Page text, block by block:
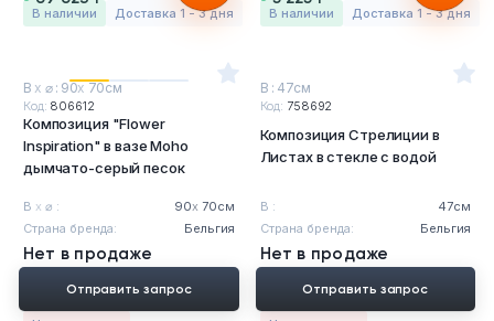
в наличии Доставка 1 - 3 дня в наличии Доставка 1 - 3 дня
В х ⌀ : 90х 70см
Код: 806612
Композиция "Flower
Inspiration" в вазе Moho
дымчато-серый песок
В х ⌀ : 90х70см
Страна бренда:
Бельгия
Нет в продаже
Отправить запрос
В : 47см
Код: 758692
Композиция Стрелиции в
Листах в стекле с водой
В :
47см
Страна бренда:
Бельгия
Нет в продаже
Отправить запрос